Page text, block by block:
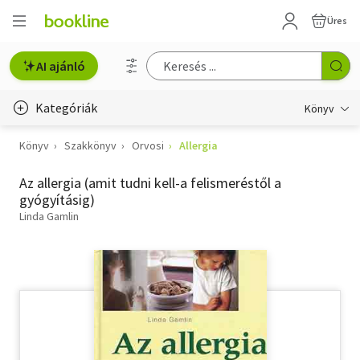
Üres
AI ajánló
Kategóriák Könyv
Életmód, egészség
Erotika
Gyermek- és ifjúsági
Hobbi, szabadidő
Könyv Szakkönyv Orvosi Allergia
Az allergia (amit tudni kell-a felismeréstől a
gyógyításig)
Linda Gamlin